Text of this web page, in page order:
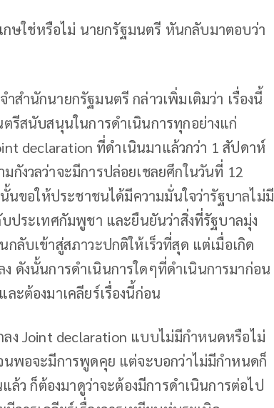
ษใช่หรือไม่ นายกรัฐมนตรี หันกลับมาตอบว่า
สำนักนายกรัฐมนตรี กล่าวเพิ่มเติมว่า เรื่องนี้
รีสนับสนุนในการดำเนินการทุกอย่างแก่
declaration ที่ดำเนินมาแล้วกว่า 1 สัปดาห์
กังวลว่าจะมีการปล่อยเชลยศึกในวันที่ 12
ขอให้ประชาชนได้มีความมั่นใจว่ารัฐบาลไม่มี
ประเทศกัมพูชา และยืนยันว่าสิ่งที่รัฐบาลมุ่ง
ลับเข้าสู่สภาวะปกติให้เร็วที่สุด แต่เมื่อเกิด
ดังนั้นการดำเนินการใดๆที่ดำเนินการมาก่อน
ะต้องมาเคลียร์เรื่องนี้ก่อน
ง Joint declaration แบบไม่มีกำหนดหรือไม่
นพอจะมีการพูดคุย แต่จะบอกว่าไม่มีกำหนดก็
ล้ว ก็ต้องมาดูว่าจะต้องมีการดำเนินการต่อไป